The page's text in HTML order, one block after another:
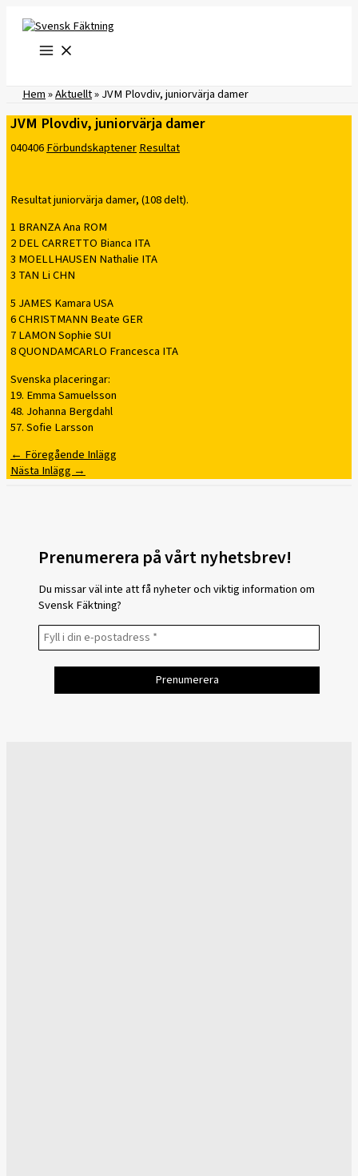
innehåll
Hem»Aktuellt»JVM Plovdiv, juniorvärja damer
JVM Plovdiv, juniorvärja damer
040406FörbundskaptenerResultat
Resultat juniorvärja damer, (108 delt).
1 BRANZA Ana ROM
2 DEL CARRETTO Bianca ITA
3 MOELLHAUSEN Nathalie ITA
3 TAN Li CHN
5 JAMES Kamara USA
6 CHRISTMANN Beate GER
7 LAMON Sophie SUI
8 QUONDAMCARLO Francesca ITA
Svenska placeringar:
19. Emma Samuelsson
48. Johanna Bergdahl
57. Sofie Larsson
← Föregående Inlägg
Nästa Inlägg →
Prenumerera på vårt nyhetsbrev!
Du missar väl inte att få nyheter och viktig information om
Svensk Fäktning?